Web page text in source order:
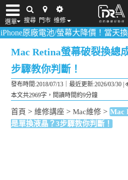
選單 搜尋 門市 维修
iPhone維修/價格 筆電維修/價格
池/螢幕大降價！當天換好加碼180
Mac Retina螢幕破裂換總
步驟教你判斷！
發布時間:2018/07/13｜最近更新:2026/03/30 |
本文共2969字，閱讀時間約9分鐘
首頁 >維修講座 >Mac維修 > Mac
是單換液晶？3步驟教你判斷！